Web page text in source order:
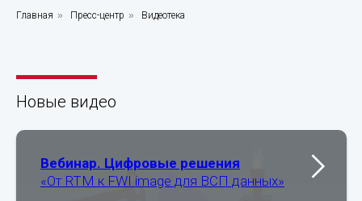
компании
Главная » Пресс-центр » Видеотека
Новые видео
Вебинар. Цифровые решения
«От RTM к FWI image для ВСП данных»